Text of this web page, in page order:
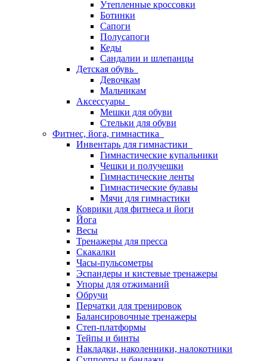
Утепленные кроссовки
Ботинки
Сапоги
Полусапоги
Кеды
Сандалии и шлепанцы
Детская обувь
Девочкам
Мальчикам
Аксессуары
Мешки для обуви
Стельки для обуви
Фитнес, йога, гимнастика
Инвентарь для гимнастики
Гимнастические купальники
Чешки и получешки
Гимнастические ленты
Гимнастические булавы
Мячи для гимнастики
Коврики для фитнеса и йоги
Йога
Весы
Тренажеры для пресса
Скакалки
Часы-пульсометры
Эспандеры и кистевые тренажеры
Упоры для отжиманий
Обручи
Перчатки для тренировок
Балансировочные тренажеры
Степ-платформы
Тейпы и бинты
Накладки, наколенники, налокотники